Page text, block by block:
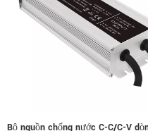
Bộ nguồn chống nước C-C/C-V